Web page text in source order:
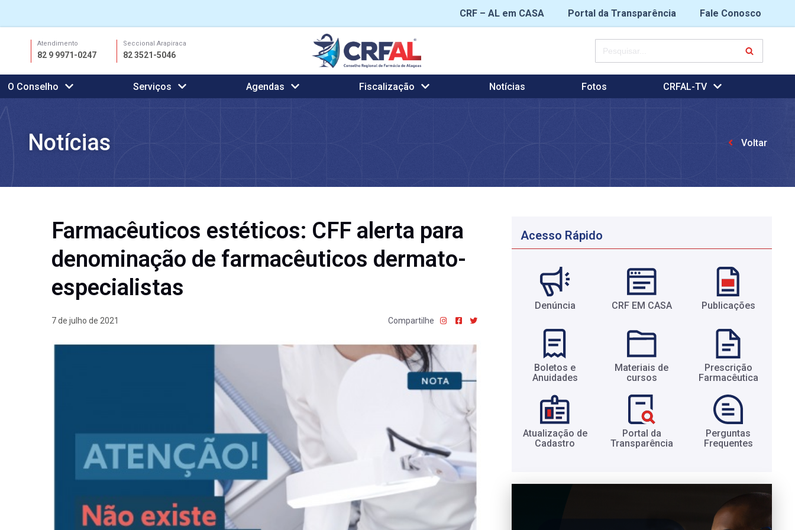
CRF – AL em CASA Portal da Transparência
Fale Conosco
conteúdo
Atendimento
82 9 9971-0247
Seccional Arapiraca
82 3521-5046
O Conselho Serviços Agendas Fiscalização Notícias Fotos CRFAL-TV
Notícias Voltar
Farmacêuticos estéticos: CFF alerta para
denominação de farmacêuticos dermato-
especialistas
7 de julho de 2021 Compartilhe
Acesso Rápido
Denúncia CRF EM CASA Publicações
Boletos e
Anuidades​
Materiais de
cursos​
Prescrição
Farmacêutica​
Atualização de
Cadastro​
Portal da
Transparência​
Perguntas
Frequentes​